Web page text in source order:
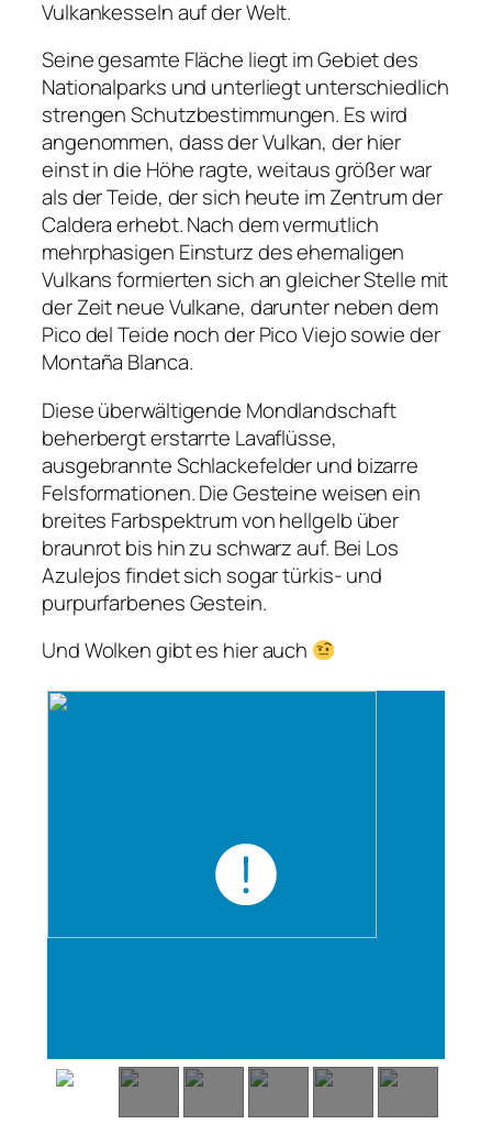
Vulkankesseln auf der Welt.
Seine gesamte Fläche liegt im Gebiet des
Nationalparks und unterliegt unterschiedlich
strengen Schutzbestimmungen. Es wird
angenommen, dass der Vulkan, der hier
einst in die Höhe ragte, weitaus größer war
als der Teide, der sich heute im Zentrum der
Caldera erhebt. Nach dem vermutlich
mehrphasigen Einsturz des ehemaligen
Vulkans formierten sich an gleicher Stelle mit
der Zeit neue Vulkane, darunter neben dem
Pico del Teide noch der Pico Viejo sowie der
Montaña Blanca.
Diese überwältigende Mondlandschaft
beherbergt erstarrte Lavaflüsse,
ausgebrannte Schlackefelder und bizarre
Felsformationen. Die Gesteine weisen ein
breites Farbspektrum von hellgelb über
braunrot bis hin zu schwarz auf. Bei Los
Azulejos findet sich sogar türkis- und
purpurfarbenes Gestein.
Und Wolken gibt es hier auch